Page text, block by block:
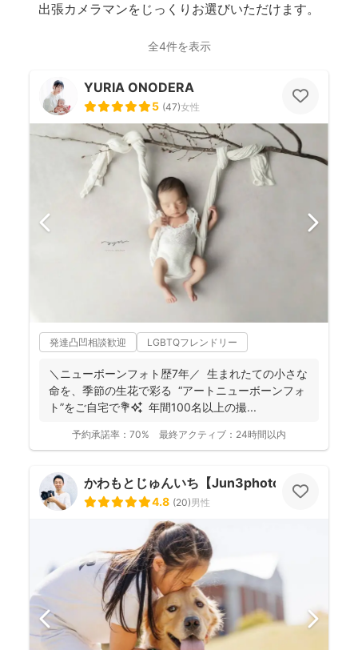
出張カメラマンをじっくりお選びいただけます。
全4件を表示
YURIA ONODERA
5 (47)女性
発達凸凹相談歓迎 LGBTQフレンドリー
＼ニューボーンフォト歴7年／ 生まれたての小さな
命を、季節の生花で彩る “アートニューボーンフォ
ト”をご自宅で💐✨ 年間100名以上の撮...
予約承諾率： 70% 最終アクティブ： 24時間以内
かわもとじゅんいち【Jun3photo】
4.8 (20)男性